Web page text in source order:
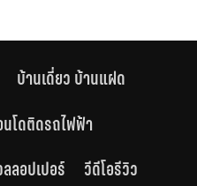
บ้านเดี่ยว บ้านแฝด
โดติดรถไฟฟ้า
ลลอปเปอร์ วีดีโอรีวิว